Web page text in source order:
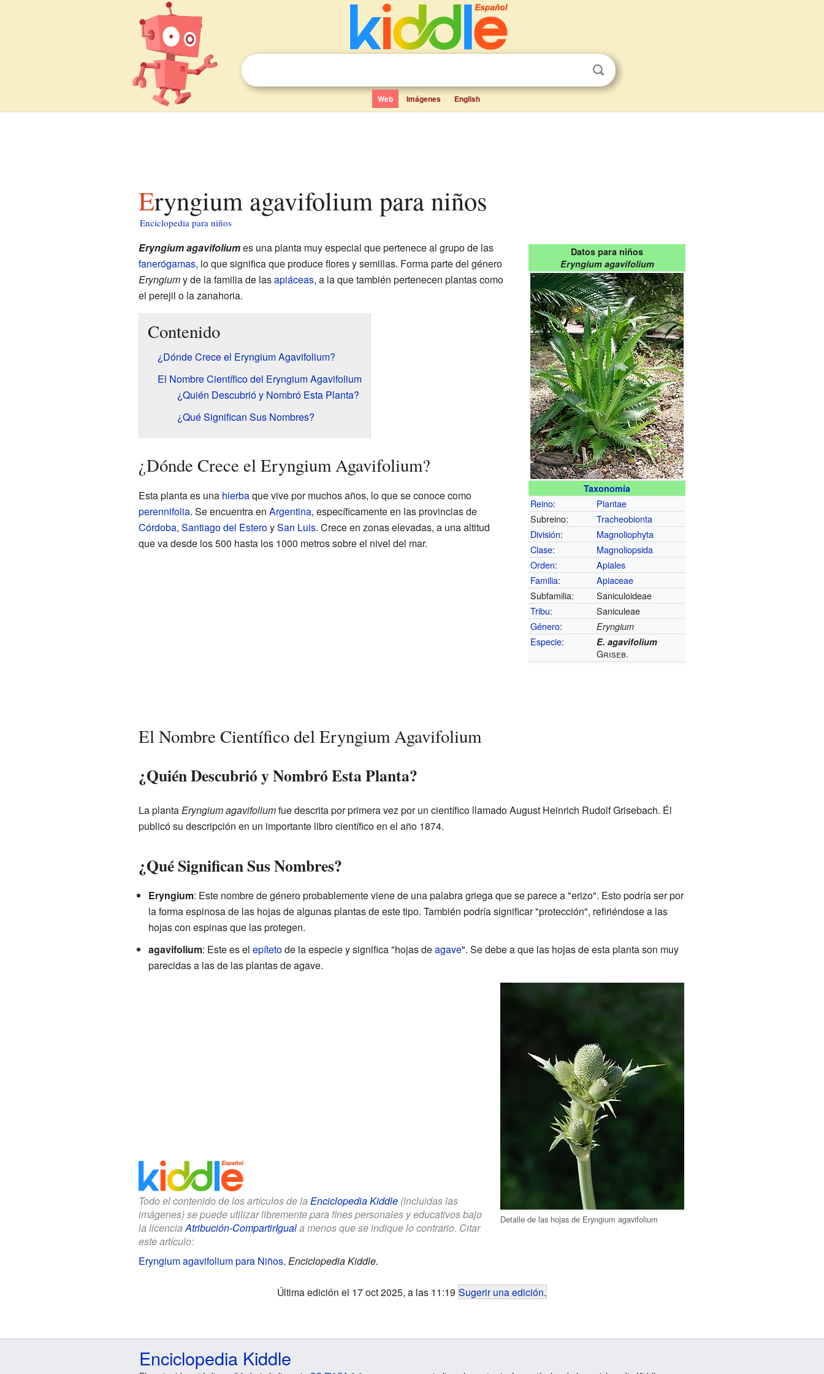
Web Imágenes English
Eryngium agavifolium para niños
Enciclopedia para niños
Datos para niños
Eryngium agavifolium
Taxonomía
Reino:
Plantae
Subreino:
Tracheobionta
División:
Magnoliophyta
Clase:
Magnoliopsida
Orden:
Apiales
Familia:
Apiaceae
Subfamilia:
Saniculoideae
Tribu:
Saniculeae
Género: Eryngium
Especie: E. agavifolium
Griseb.
Eryngium agavifoliumes una planta muy especial que pertenece al grupo de las
fanerógamas, lo que significa que produce flores y semillas. Forma parte del género
Eryngiumy de la familia de lasapiáceas, a la que también pertenecen plantas como
el perejil o la zanahoria.
Contenido
¿Dónde Crece el Eryngium Agavifolium?
El Nombre Científico del Eryngium Agavifolium
¿Quién Descubrió y Nombró Esta Planta?
¿Qué Significan Sus Nombres?
¿Dónde Crece el Eryngium Agavifolium?
Esta planta es una hierbaque vive por muchos años, lo que se conoce como
perennifolia. Se encuentra en Argentina, específicamente en las provincias de
Córdoba, Santiago del EsteroySan Luis. Crece en zonas elevadas, a una altitud
que va desde los 500 hasta los 1000 metros sobre el nivel del mar.
El Nombre Científico del Eryngium Agavifolium
¿Quién Descubrió y Nombró Esta Planta?
La plantaEryngium agavifoliumfue descrita por primera vez por un científico llamado August Heinrich Rudolf Grisebach. Él
publicó su descripción en un importante libro científico en el año 1874.
¿Qué Significan Sus Nombres?
Eryngium: Este nombre de género probablemente viene de una palabra griega que se parece a "erizo". Esto podría ser por
la forma espinosa de las hojas de algunas plantas de este tipo. También podría significar "protección", refiriéndose a las
hojas con espinas que las protegen.
agavifolium: Este es el epítetode la especie y significa "hojas deagave". Se debe a que las hojas de esta planta son muy
parecidas a las de las plantas de agave.
Detalle de las hojas de Eryngium agavifolium
Todo el contenido de los artículos de la Enciclopedia Kiddle(incluidas las
imágenes) se puede utilizar libremente para fines personales y educativos bajo
la licenciaAtribución-CompartirIguala menos que se indique lo contrario. Citar
este artículo:
Eryngium agavifolium para Niños. Enciclopedia Kiddle.
Última edición el 17 oct 2025, a las 11:19 Sugerir una edición.
Enciclopedia Kiddle